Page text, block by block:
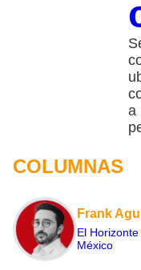
a
COLUMNAS
Frank
El
México